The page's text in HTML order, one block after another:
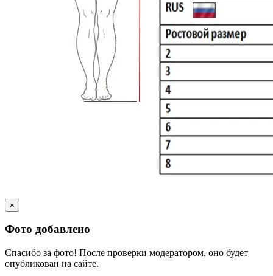
×
Фото добавлено
Спасибо за фото! После проверки модератором, оно будет
опубликован на сайте.